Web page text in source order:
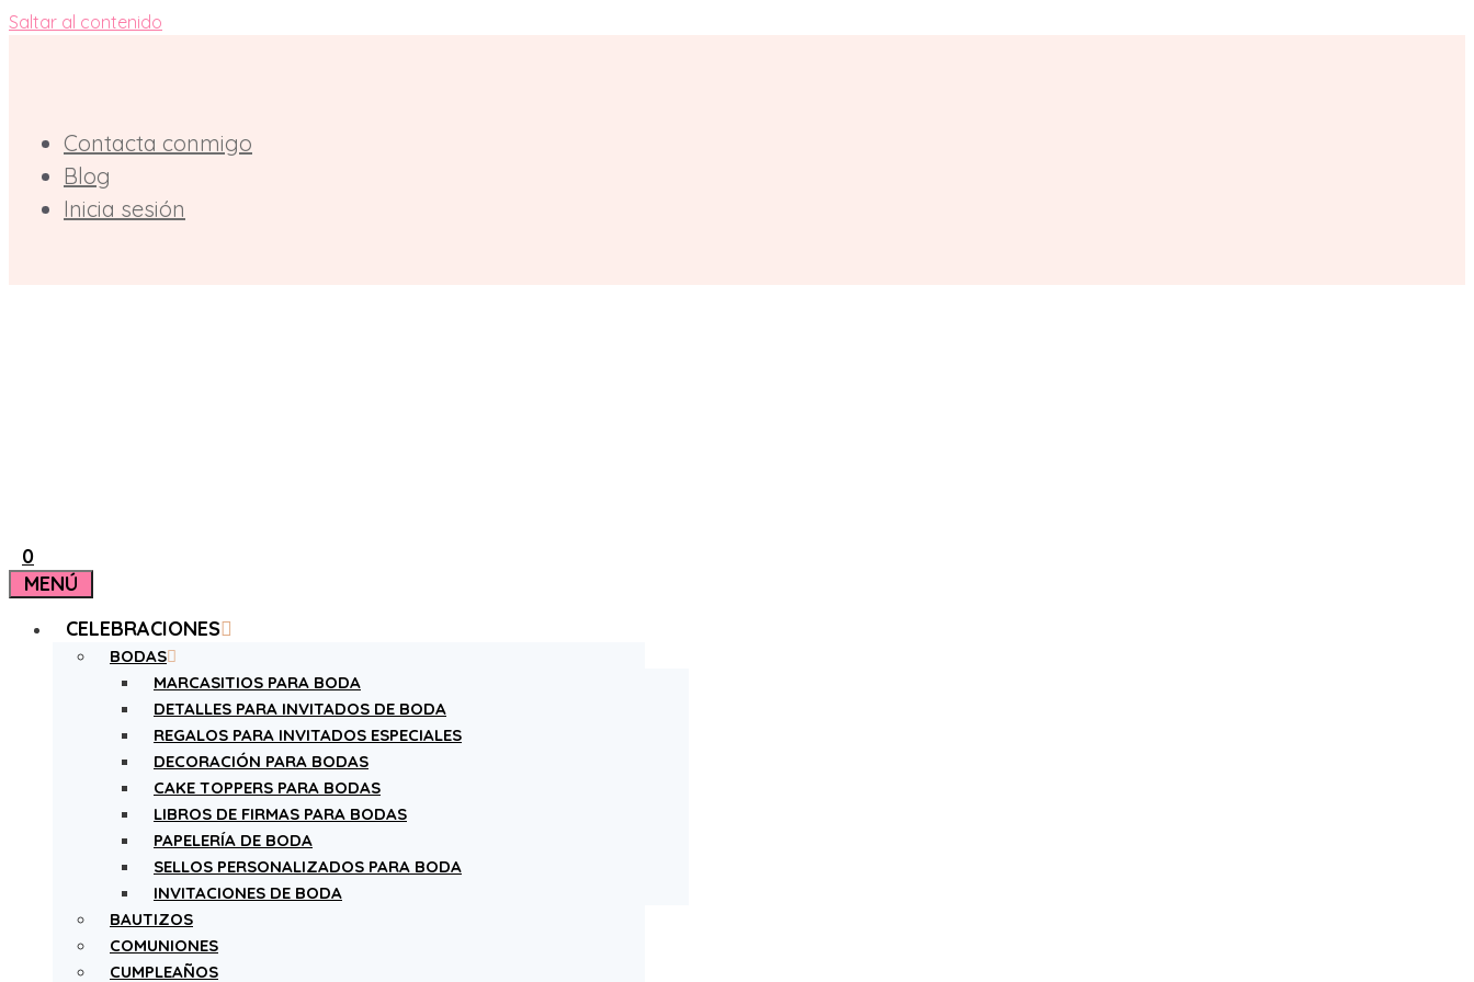
Saltar al contenido
Contacta conmigo
Blog
Inicia sesión
0
MENÚ
CELEBRACIONES
BODAS
MARCASITIOS PARA BODA
DETALLES PARA INVITADOS DE BODA
REGALOS PARA INVITADOS ESPECIALES
DECORACIÓN PARA BODAS
CAKE TOPPERS PARA BODAS
LIBROS DE FIRMAS PARA BODAS
PAPELERÍA DE BODA
SELLOS PERSONALIZADOS PARA BODA
INVITACIONES DE BODA
BAUTIZOS
COMUNIONES
CUMPLEAÑOS